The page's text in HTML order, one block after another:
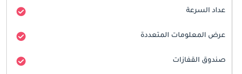
عداد السرعة
عرض المعلومات المتعددة
صندوق القفازات